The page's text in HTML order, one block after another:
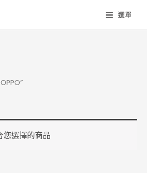
選單
您選擇的商品